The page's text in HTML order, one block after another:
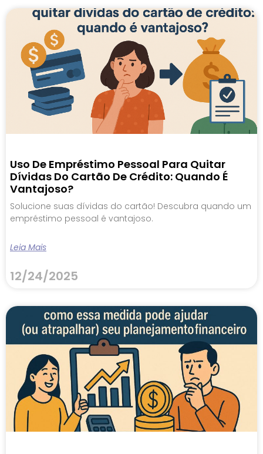
Uso De Empréstimo Pessoal Para Quitar
Dívidas Do Cartão De Crédito: Quando É
Vantajoso?
Solucione suas dívidas do cartão! Descubra quando um
empréstimo pessoal é vantajoso.
Leia Mais
12/24/2025